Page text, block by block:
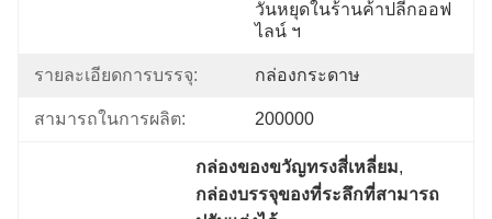
วันหยุดในร้านค้าปลีกออฟ
ไลน์ ฯ
รายละเอียดการบรรจุ: กล่องกระดาษ
สามารถในการผลิต: 200000
กล่องของขวัญทรงสี่เหลี่ยม,
กล่องบรรจุของที่ระลึกที่สามารถ